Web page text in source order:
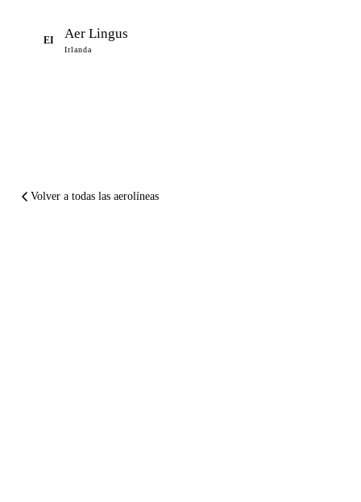
EI Aer Lingus
Irlanda
Volver a todas las aerolíneas